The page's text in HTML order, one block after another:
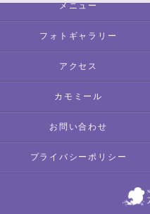
メニュー
フォトギャラリー
アクセス
カモミール
お問い合わせ
プライバシーポリシー